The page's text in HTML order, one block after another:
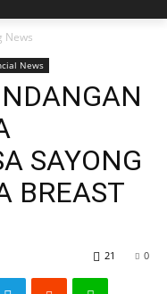
News
News
SAYONG
BREAST
0
21